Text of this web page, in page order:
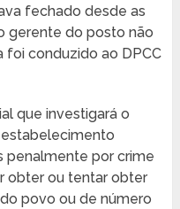
fechado desde as
gerente do posto não
conduzido ao DPCC
que investigará o
penalmente por crime
obter ou tentar obter
povo ou de número